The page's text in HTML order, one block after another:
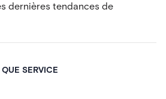
dernières tendances de
SERVICE